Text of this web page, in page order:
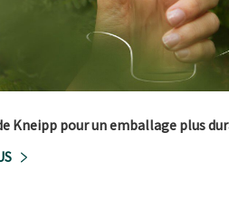
Kneipp pour un emballage plus